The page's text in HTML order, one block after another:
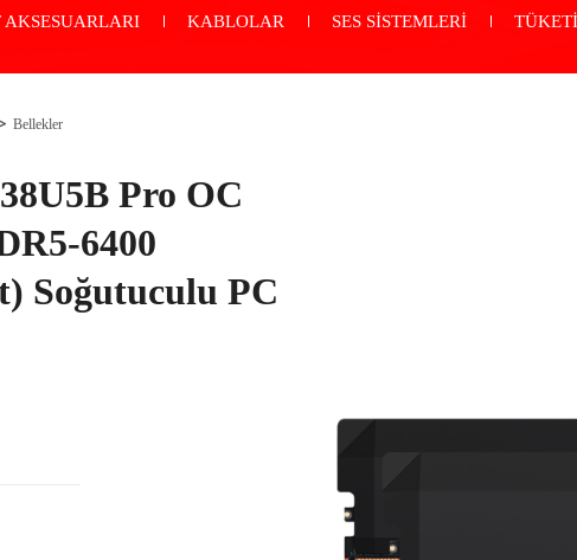
AKSESUARLARI KABLOLAR SES SİSTEMLERİ
Bellekler
Pro OC
6400
Soğutuculu PC